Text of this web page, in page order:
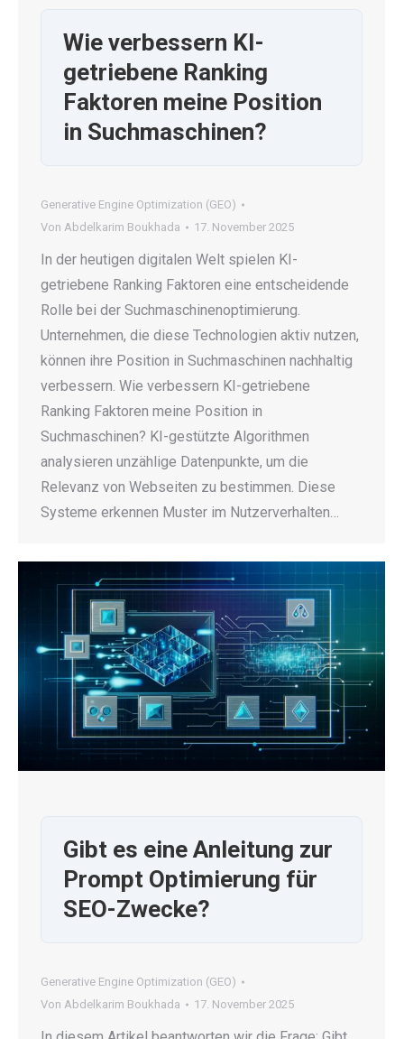
Wie verbessern KI-
getriebene Ranking
Faktoren meine Position
in Suchmaschinen?
Generative Engine Optimization (GEO)
Von Abdelkarim Boukhada 17. November 2025
In der heutigen digitalen Welt spielen KI-
getriebene Ranking Faktoren eine entscheidende
Rolle bei der Suchmaschinenoptimierung.
Unternehmen, die diese Technologien aktiv nutzen,
können ihre Position in Suchmaschinen nachhaltig
verbessern. Wie verbessern KI-getriebene
Ranking Faktoren meine Position in
Suchmaschinen? KI-gestützte Algorithmen
analysieren unzählige Datenpunkte, um die
Relevanz von Webseiten zu bestimmen. Diese
Systeme erkennen Muster im Nutzerverhalten…
Gibt es eine Anleitung zur
Prompt Optimierung für
SEO-Zwecke?
Generative Engine Optimization (GEO)
Von Abdelkarim Boukhada 17. November 2025